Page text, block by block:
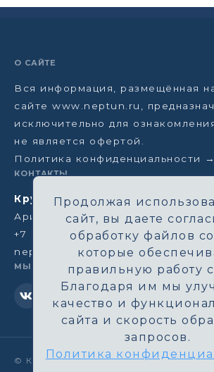
О САЙТЕ
Вся информация, размещённая
сайте www.neptun.ru,
исключительно для
не является офертой.
Политика конфиденциальности →
КОНТАКТЫ
Круизная компания Нептун
Аристарховский пер, 3/1, Москва
+7 (964) 583-14-96
neptun@aha.ru
МЫ В СЕТИ
© Круизная компания Нептун. Все
Продолжая
сайт, вы даете
обработку файлов
которые
правильную работу
Благодаря им мы
качество и
сайта и скорость
запросов.
Политика